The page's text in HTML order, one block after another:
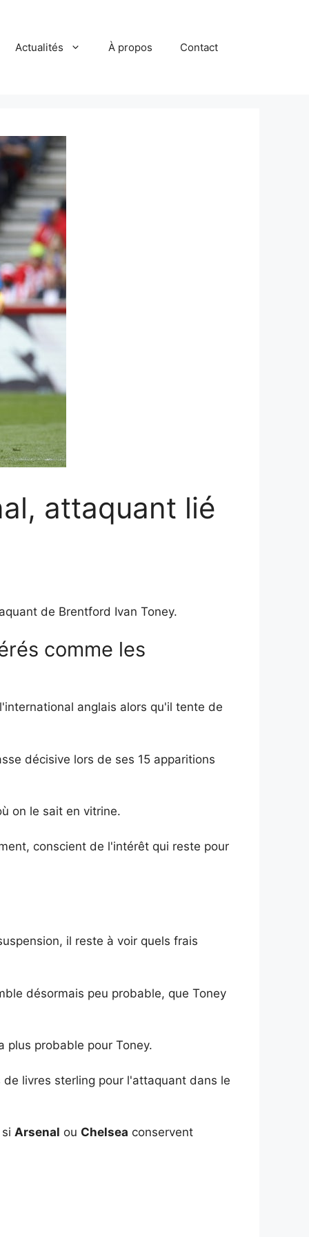
Actualités À propos Contact
attaquant lié
de Brentford Ivan Toney.
comme les
anglais alors qu'il tente de
décisive lors de ses 15 apparitions
on le sait en vitrine.
conscient de l'intérêt qui reste pour
il reste à voir quels frais
désormais peu probable, que Toney
plus probable pour Toney.
livres sterling pour l'attaquant dans le
Arsenal ou Chelsea conservent